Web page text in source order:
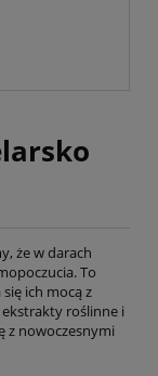
że w darach
To
się ich mocą z
roślinne i
z nowoczesnymi